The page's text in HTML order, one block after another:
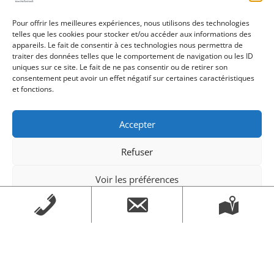
Pour offrir les meilleures expériences, nous utilisons des technologies
telles que les cookies pour stocker et/ou accéder aux informations des
appareils. Le fait de consentir à ces technologies nous permettra de
traiter des données telles que le comportement de navigation ou les ID
uniques sur ce site. Le fait de ne pas consentir ou de retirer son
consentement peut avoir un effet négatif sur certaines caractéristiques
et fonctions.
Accepter
Refuser
Voir les préférences
Mentions légalesMentions légales
«Randonnée
pédestre
À la découverte
des sports
Création Androme Informatique
© 2026. Tous droits
Mentions légales